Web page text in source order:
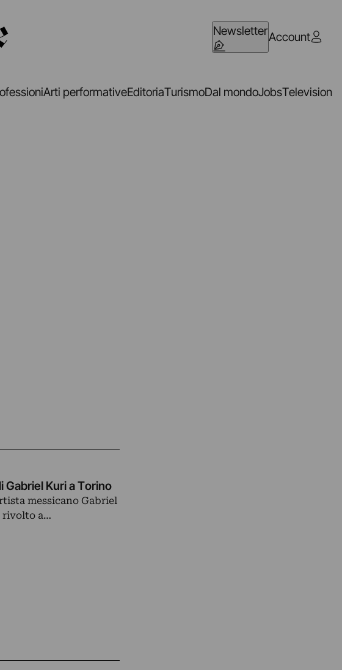
NewsletterAccount
Arti performativeEditoriaTurismoDal mondoJobsTelevision
Gabriel Kuri a Torino
messicano Gabriel
rivolto a…